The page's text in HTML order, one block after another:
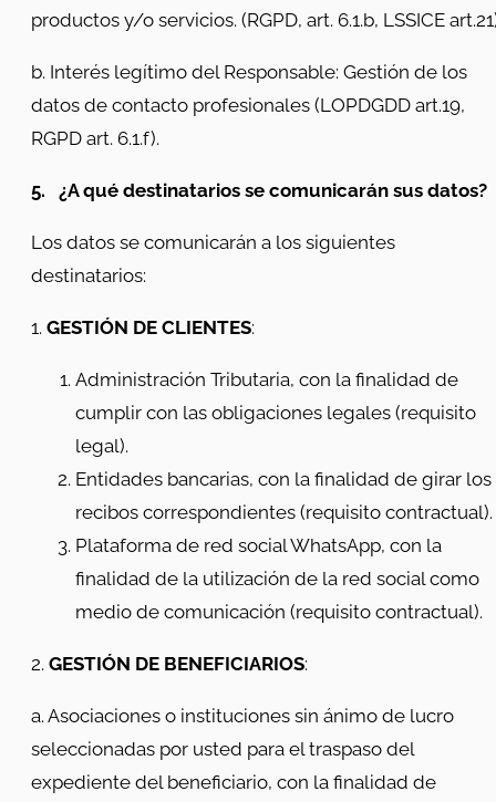
productos y/o servicios. (RGPD, art. 6.1.b, LSSICE
b. Interés legítimo del Responsable: Gestión de los
datos de contacto profesionales (LOPDGDD art.19,
RGPD art. 6.1.f).
5. ¿A qué destinatarios se comunicarán sus datos?
Los datos se comunicarán a los siguientes
destinatarios:
1. GESTIÓN DE CLIENTES:
Administración Tributaria, con la finalidad de
cumplir con las obligaciones legales (requisito
legal).
Entidades bancarias, con la finalidad de girar los
recibos correspondientes (requisito contractual).
Plataforma de red social WhatsApp, con la
finalidad de la utilización de la red social como
medio de comunicación (requisito contractual).
2. GESTIÓN DE BENEFICIARIOS:
a. Asociaciones o instituciones sin ánimo de lucro
seleccionadas por usted para el traspaso del
expediente del beneficiario, con la finalidad de